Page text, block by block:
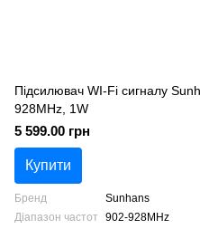
Підсилювач WI-Fi сигналу
928MHz, 1W
5 599.00 грн
Купити
Бренд
Sunhans
Діапазон частот
902-928MHz